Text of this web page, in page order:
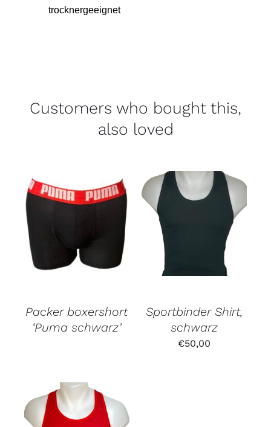
trocknergeeignet
Customers who bought this,
also loved
Packer boxershort
‘Puma schwarz’
Sportbinder Shirt,
schwarz
€50,00